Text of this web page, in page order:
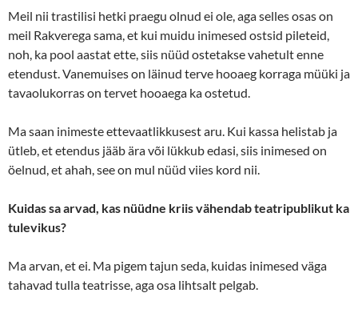
Meil nii trastilisi hetki praegu olnud ei ole, aga selles osas on
meil Rakverega sama, et kui muidu inimesed ostsid pileteid,
noh, ka pool aastat ette, siis nüüd ostetakse vahetult enne
etendust. Vanemuises on läinud terve hooaeg korraga müüki ja
tavaolukorras on tervet hooaega ka ostetud.
Ma saan inimeste ettevaatlikkusest aru. Kui kassa helistab ja
ütleb, et etendus jääb ära või lükkub edasi, siis inimesed on
öelnud, et ahah, see on mul nüüd viies kord nii.
Kuidas sa arvad, kas nüüdne kriis vähendab teatripublikut ka
tulevikus?
Ma arvan, et ei. Ma pigem tajun seda, kuidas inimesed väga
tahavad tulla teatrisse, aga osa lihtsalt pelgab.